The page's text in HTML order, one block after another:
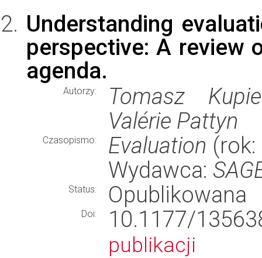
Understanding
perspective: A review
agenda.
Autorzy:
Tomasz
Valérie Pattyn
Czasopismo: Evaluation
Wydawca:
Status: Opublikowana
Doi: 10.1177/
publikacji